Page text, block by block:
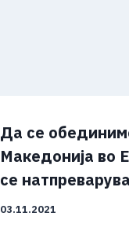
Да се
Македонија во
се
03.11.2021